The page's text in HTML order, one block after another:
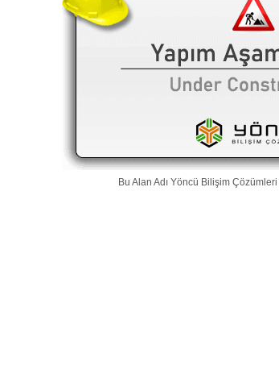
Bu Alan Adı Yöncü Bilişim Çözümleri